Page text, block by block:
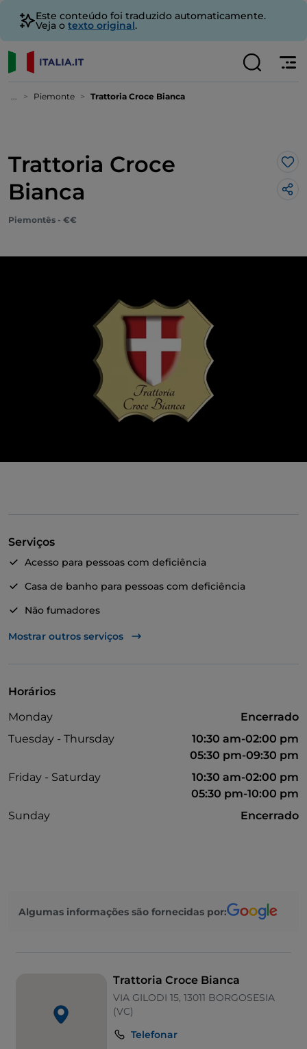
Este conteúdo foi traduzido automaticamente.
Veja o texto original.
... Piemonte Trattoria Croce Bianca
Trattoria Croce
Bianca
Piemontês - €€
Serviços
Acesso para pessoas com deficiência
Casa de banho para pessoas com deficiência
Não fumadores
Visa
Mostrar outros serviços
Horários
Monday
Encerrado
Tuesday - Thursday
10:30 am-02:00 pm
05:30 pm-09:30 pm
Friday - Saturday
10:30 am-02:00 pm
05:30 pm-10:00 pm
Sunday
Encerrado
Algumas informações são fornecidas por:
Trattoria Croce Bianca
VIA GILODI 15, 13011 BORGOSESIA
(VC)
Telefonar